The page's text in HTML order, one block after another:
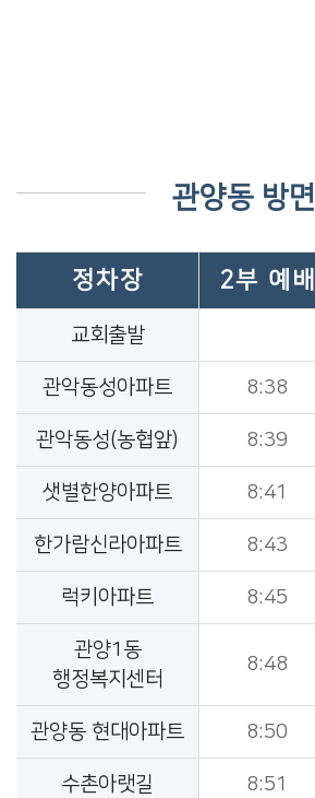
관양동 방면
정차장 2부 예배
교회출발
관악동성아파트 8:38
관악동성(농협앞) 8:39
샛별한양아파트 8:41
한가람신라아파트 8:43
럭키아파트 8:45
관양1동
행정복지센터
8:48
관양동 현대아파트 8:50
수촌아랫길 8:51